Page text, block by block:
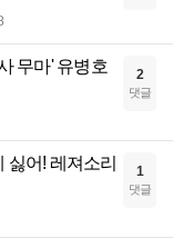
무마' 유병호
2
댓글
싫어! 레져소리
1
댓글